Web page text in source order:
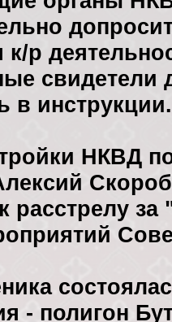
р
свидетели
в инструкции.
НКВД
- полигон